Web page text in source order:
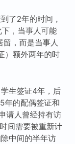
了2年的时间，
，当事人可能
，而是当事人
）额外两年的时
生签证4年，后
年的配偶签证和
请人曾经持有访
间需要被重新计
中间的半年访